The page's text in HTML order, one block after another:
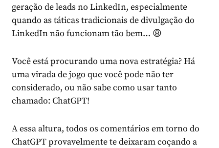
geração de leads no LinkedIn, especialmente
quando as táticas tradicionais de divulgação do
LinkedIn não funcionam tão bem… 😩
Você está procurando uma nova estratégia? Há
uma virada de jogo que você pode não ter
considerado, ou não sabe como usar tanto
chamado: ChatGPT!
A essa altura, todos os comentários em torno do
ChatGPT provavelmente te deixaram coçando a